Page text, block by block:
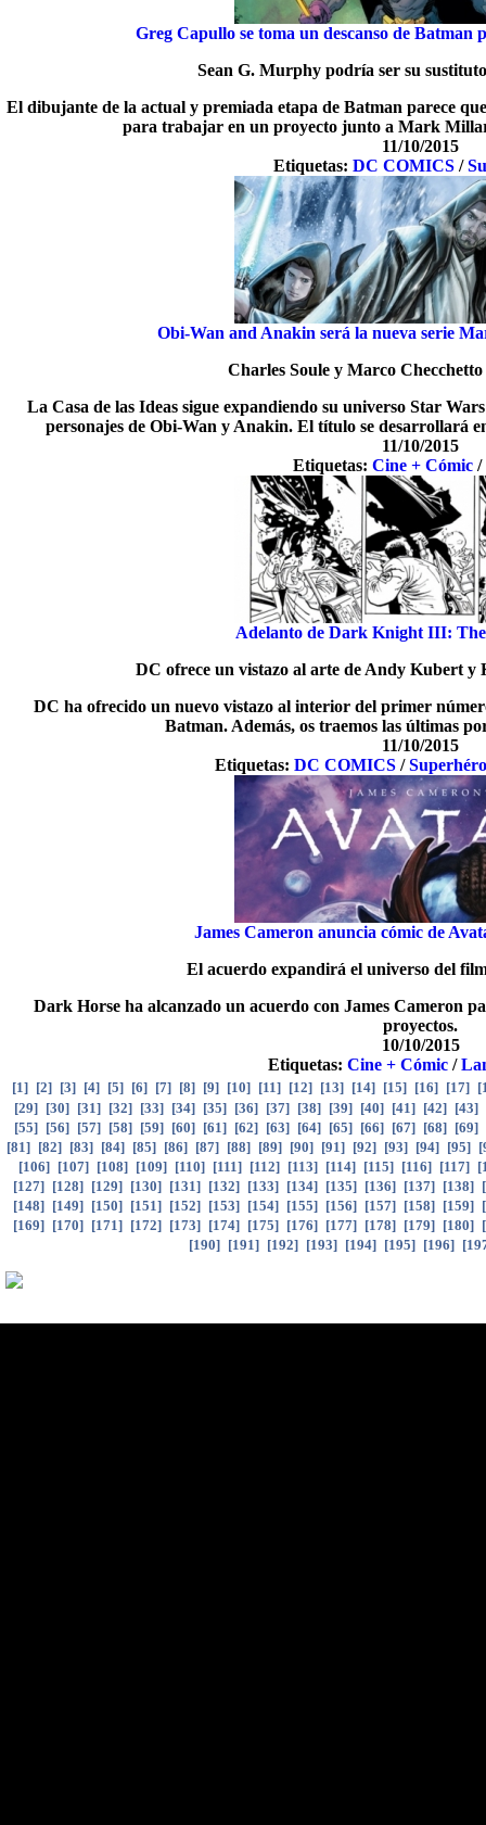
Greg Capullo se toma un descanso de
Sean G. Murphy podría ser su
El dibujante de la actual y premiada etapa de Batman parece
para trabajar en un proyecto junto a Mark
11/10/2015
Etiquetas: DC COMICS /
Obi-Wan and Anakin será la nueva serie
Charles Soule y Marco Checchetto
La Casa de las Ideas sigue expandiendo su universo Star
personajes de Obi-Wan y Anakin. El título se desarrollará
11/10/2015
Etiquetas:Cine + Cómic /
Adelanto de Dark Knight III: The
DC ofrece un vistazo al arte de Andy Kubert y
DC ha ofrecido un nuevo vistazo al interior del primer
Batman. Además, os traemos las últimas
11/10/2015
Etiquetas:DC COMICS /
James Cameron anuncia cómic de
El acuerdo expandirá el universo del
Dark Horse ha alcanzado un acuerdo con James Cameron
proyectos.
10/10/2015
Etiquetas:Cine + Cómic /
[1] [2] [3] [4] [5] [6] [7] [8] [9] [10] [11] [12] [13] [14] [15] [16] [17] [
[29] [30] [31] [32] [33] [34] [35] [36] [37] [38] [39] [40] [41] [42] [43]
[55] [56] [57] [58] [59] [60] [61] [62] [63] [64] [65] [66] [67] [68] [69]
[81] [82] [83] [84] [85] [86] [87] [88] [89] [90] [91] [92] [93] [94] [95] [
[106] [107] [108] [109] [110] [111] [112] [113] [114] [115] [116] [117] [
[127] [128] [129] [130] [131] [132] [133] [134] [135] [136] [137] [138] [
[148] [149] [150] [151] [152] [153] [154] [155] [156] [157] [158] [159] [
[169] [170] [171] [172] [173] [174] [175] [176] [177] [178] [179] [180] [
[190] [191] [192] [193] [194] [195] [196] [